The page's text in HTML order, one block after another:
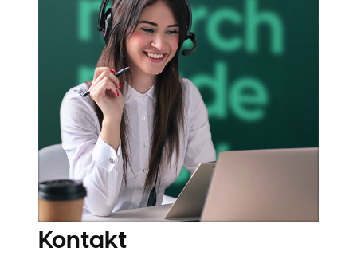
Kontakt